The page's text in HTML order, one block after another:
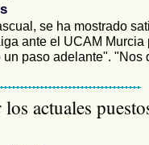
se ha mostrado
ante el UCAM Murcia
paso adelante". "Nos
actuales